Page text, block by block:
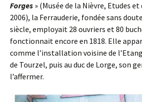
Forges » (Musée de la Nièvre, Etudes
2006), la Ferrauderie, fondée sans
siècle, employait 28 ouvriers et 80
fonctionnait encore en 1818. Elle
comme l’installation voisine de
de Tourzel, puis au duc de Lorge, son
l’affermer.